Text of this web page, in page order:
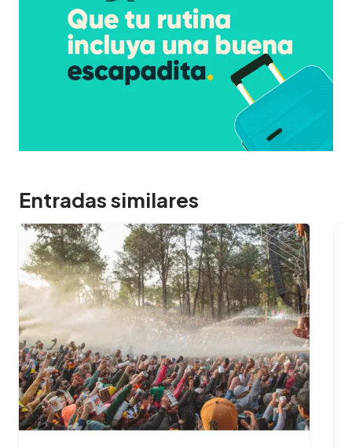
Entradas similares